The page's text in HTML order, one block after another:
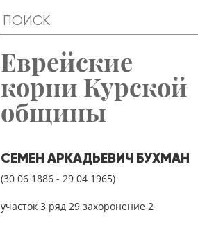
Еврейские
корни Курской
общины
СЕМЕН АРКАДЬЕВИЧ БУХМАН
(30.06.1886 - 29.04.1965)
участок 3 ряд 29 захоронение 2